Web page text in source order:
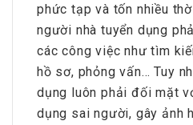
phức tạp và tốn nhiều
người nhà tuyển dụng
các công việc như tìm
hồ sơ, phỏng vấn… Tuy
dụng luôn phải đối mặt
dụng sai người, gây ảnh